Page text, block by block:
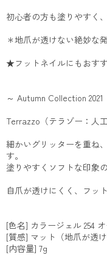
初心者の方も塗りやすく
＊地爪が透けない絶妙な
★フットネイルにもおす
～ Autumn Collection 2021
Terrazzo（テラゾー：人
細かいグリッターを重ね
す。
塗りやすくソフトな印象
自爪が透けにくく、フッ
[色名] カラージェル 254
[質感] マット（地爪が透
[内容量] 7g